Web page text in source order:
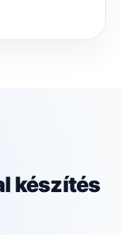
készítés